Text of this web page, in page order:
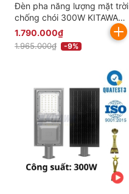
Đèn pha năng lượng mặt trời
chống chói 300W KITAWA
DP5300
1.790.000₫
1.965.000₫ -9%